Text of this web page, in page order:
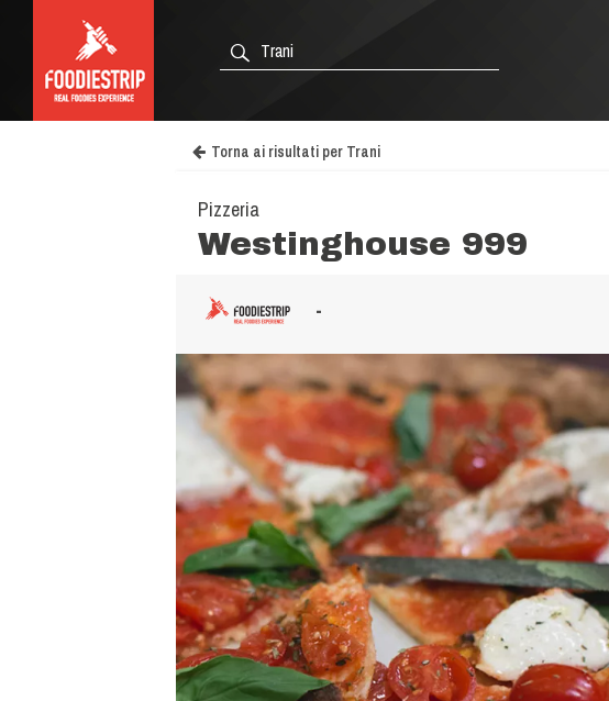
Torna ai risultati per Trani
Pizzeria
Westinghouse 999
-